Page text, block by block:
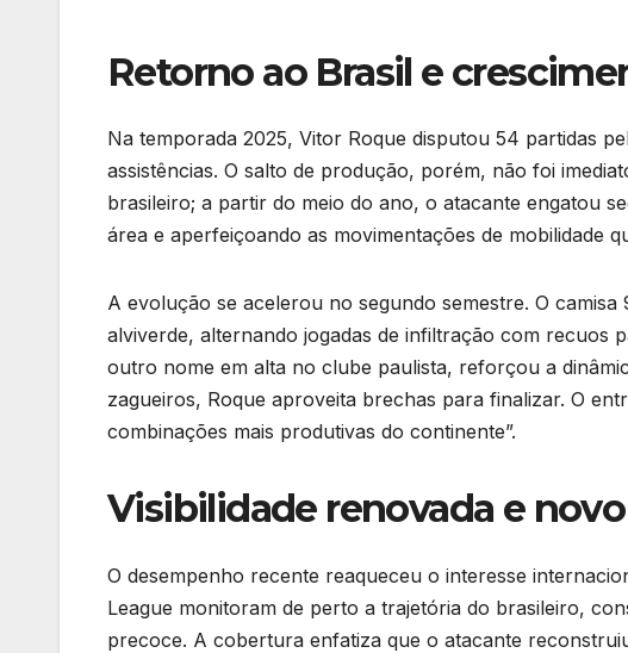
Retorno ao Brasil e
Na temporada 2025, Vitor Roque disputou 54 partidas
assistências. O salto de produção, porém, não foi
brasileiro; a partir do meio do ano, o atacante engatou
área e aperfeiçoando as movimentações de mobilidade
A evolução se acelerou no segundo semestre. O
alviverde, alternando jogadas de infiltração com recuos
outro nome em alta no clube paulista, reforçou a
zagueiros, Roque aproveita brechas para finalizar. O
combinações mais produtivas do continente”.
Visibilidade renovada e
O desempenho recente reaqueceu o interesse
League monitoram de perto a trajetória do brasileiro,
precoce. A cobertura enfatiza que o atacante